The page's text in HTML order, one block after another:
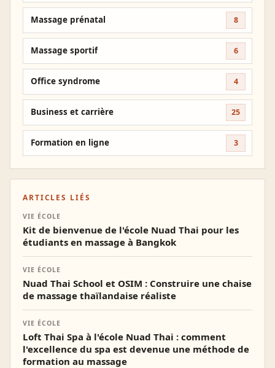
Massage prénatal 8
Massage sportif 6
Office syndrome 4
Business et carrière 25
Formation en ligne 3
ARTICLES LIÉS
VIE ÉCOLE
Kit de bienvenue de l'école Nuad Thai pour les
étudiants en massage à Bangkok
VIE ÉCOLE
Nuad Thai School et OSIM : Construire une chaise
de massage thaïlandaise réaliste
VIE ÉCOLE
Loft Thai Spa à l'école Nuad Thai : comment
l'excellence du spa est devenue une méthode de
formation au massage